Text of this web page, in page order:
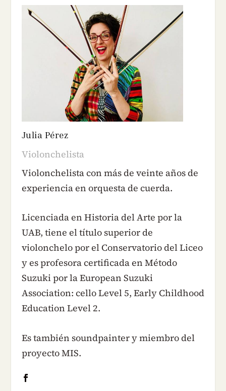
Julia Pérez
Violonchelista
Violonchelista con más de veinte años de
experiencia en orquesta de cuerda.
Licenciada en Historia del Arte por la
UAB, tiene el título superior de
violonchelo por el Conservatorio del Liceo
y es profesora certificada en Método
Suzuki por la European Suzuki
Association: cello Level 5, Early Childhood
Education Level 2.
Es también soundpainter y miembro del
proyecto MIS.